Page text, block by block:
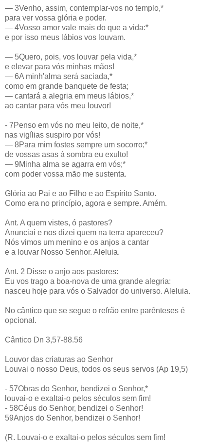
— 3Venho, assim, contemplar-vos no templo,*
para ver vossa glória e poder.
— 4Vosso amor vale mais do que a vida:*
e por isso meus lábios vos louvam.
— 5Quero, pois, vos louvar pela vida,*
e elevar para vós minhas mãos!
— 6A minh'alma será saciada,*
como em grande banquete de festa;
— cantará a alegria em meus lábios,*
ao cantar para vós meu louvor!
- 7Penso em vós no meu leito, de noite,*
nas vigílias suspiro por vós!
— 8Para mim fostes sempre um socorro;*
de vossas asas à sombra eu exulto!
— 9Minha alma se agarra em vós;*
com poder vossa mão me sustenta.
Glória ao Pai e ao Filho e ao Espírito Santo.
Como era no princípio, agora e sempre. Amém.
Ant. A quem vistes, ó pastores?
Anunciai e nos dizei quem na terra apareceu?
Nós vimos um menino e os anjos a cantar
e a louvar Nosso Senhor. Aleluia.
Ant. 2 Disse o anjo aos pastores:
Eu vos trago a boa-nova de uma grande alegria:
nasceu hoje para vós o Salvador do universo. Aleluia.
No cântico que se segue o refrão entre parênteses é
opcional.
Cântico Dn 3,57-88.56
Louvor das criaturas ao Senhor
Louvai o nosso Deus, todos os seus servos (Ap 19,5)
- 57Obras do Senhor, bendizei o Senhor,*
louvai-o e exaltai-o pelos séculos sem fim!
- 58Céus do Senhor, bendizei o Senhor!
59Anjos do Senhor, bendizei o Senhor!
(R. Louvai-o e exaltai-o pelos séculos sem fim!